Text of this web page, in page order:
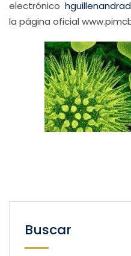
electrónico
la página oficial
Buscar